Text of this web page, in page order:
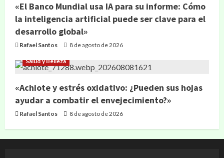
«El Banco Mundial usa IA para su informe: Cómo
la inteligencia artificial puede ser clave para el
desarrollo global»
Rafael Santos 8 de agosto de 2026
Salud y Belleza
«Achiote y estrés oxidativo: ¿Pueden sus hojas
ayudar a combatir el envejecimiento?»
Rafael Santos 8 de agosto de 2026